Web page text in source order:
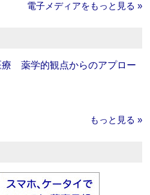
電子メディアをもっと見る »
療 薬学的観点からのアプロー
もっと見る »